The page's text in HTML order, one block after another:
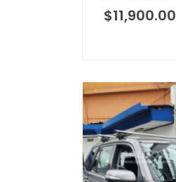
$11,900.00